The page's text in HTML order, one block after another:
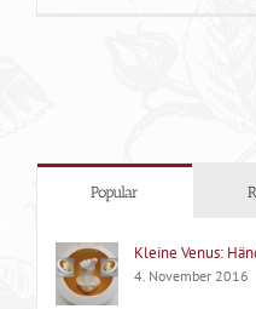
Popular
Kleine Venus:
4. November 2016